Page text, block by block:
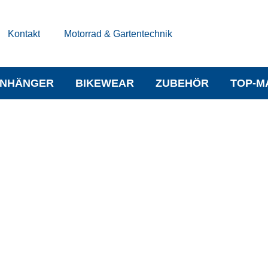
Kontakt Motorrad & Gartentechnik
BIKEWEAR ZUBEHÖR TOP-